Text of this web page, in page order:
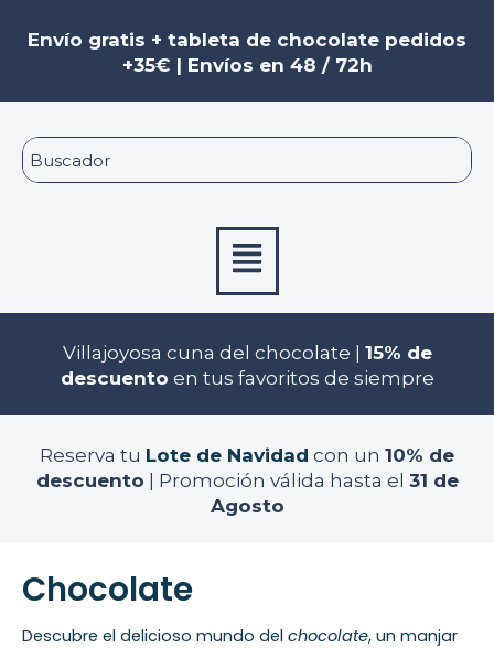
Envío gratis + tableta de chocolate pedidos
+35€ | Envíos en 48 / 72h
Menú
Villajoyosa cuna del chocolate | 15% de
descuento en tus favoritos de siempre
Reserva tu Lote de Navidad con un 10% de
descuento | Promoción válida hasta el 31 de
Agosto
Chocolate
Descubre el delicioso mundo del chocolate, un manjar